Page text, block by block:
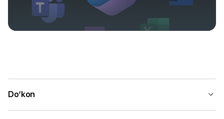
Do‘kon